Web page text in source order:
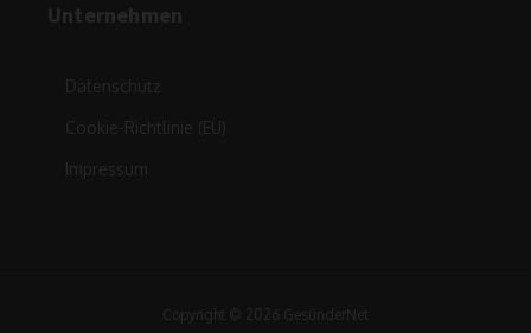
Unternehmen
Datenschutz
Cookie-Richtlinie (EU)
Impressum
Copyright © 2026 GesünderNet